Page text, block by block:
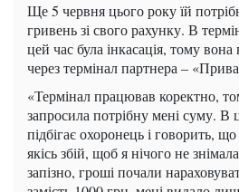
Ще 5 червня цього року їй
гривень зі свого рахунку. В
цей час була інкасація, тому
через термінал партнера –
«Термінал працював коректно,
запросила потрібну мені суму. В
підбігає охоронець і говорить,
якісь збій, щоб я нічого не
запізно, гроші почали